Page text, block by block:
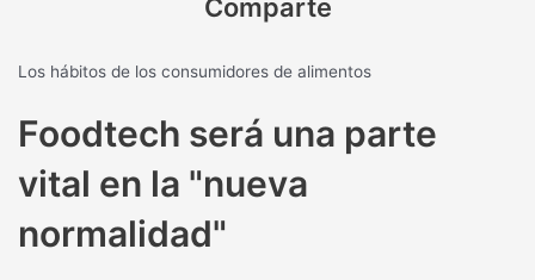
Comparte
Los hábitos de los consumidores de alimentos
Foodtech será una parte
vital en la "nueva
normalidad"